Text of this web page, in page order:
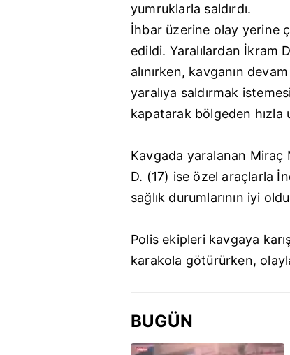
yumruklarla saldırdı.
İhbar üzerine olay yerine
edildi. Yaralılardan İkram
alınırken, kavganın
yaralıya saldırmak
kapatarak bölgeden hızla
Kavgada yaralanan Miraç
D. (17) ise özel araçlarla
sağlık durumlarının iyi
Polis ekipleri kavgaya
karakola götürürken,
BUGÜN